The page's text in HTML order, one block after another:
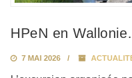
HPeN en
7 MAI 2026